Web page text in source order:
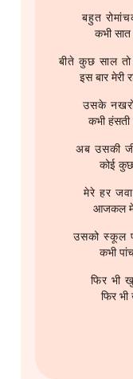
बहुत
कभी
बीते कुछ साल तो
इस बार मेरी
उसके
कभी हंसती
अब उसकी
कोई कुछ
मेरे हर
आजकल
उसको स्कूल
कभी
फिर भी
फिर